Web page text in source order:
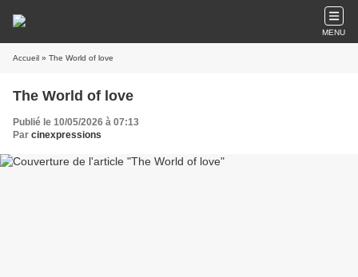
MENU
Accueil » The World of love
The World of love
Publié le 10/05/2026 à 07:13
Par cinexpressions